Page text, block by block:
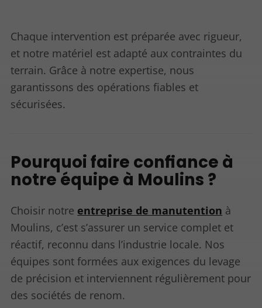
Chaque intervention est préparée avec rigueur,
et notre matériel est adapté aux contraintes du
terrain. Grâce à notre expertise, nous
garantissons des opérations fiables et
sécurisées.
Pourquoi faire confiance à
notre équipe à Moulins ?
Choisir notre entreprise de manutention à
Moulins, c’est s’assurer un service complet et
réactif, reconnu dans l’industrie locale. Nos
équipes sont formées aux exigences du levage
de précision et interviennent régulièrement pour
des sociétés de renom.